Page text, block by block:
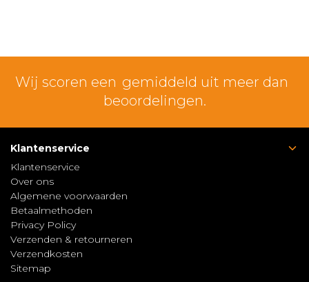
Wij scoren een gemiddeld uit meer dan
beoordelingen.
Klantenservice
Klantenservice
Over ons
Algemene voorwaarden
Betaalmethoden
Privacy Policy
Verzenden & retourneren
Verzendkosten
Sitemap